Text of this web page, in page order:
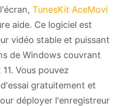
TunesKit AceMovi
aide. Ce logiciel est
vidéo stable et puissant
de Windows couvrant
11. Vous pouvez
gratuitement et
déployer l'enregistreur